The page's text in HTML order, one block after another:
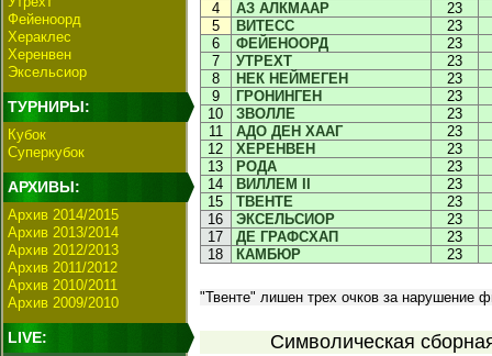
Фейеноорд
Хераклес
Херенвен
Эксельсиор
ТУРНИРЫ:
Кубок
Суперкубок
АРХИВЫ:
Архив 2014/2015
Архив 2013/2014
Архив 2012/2013
Архив 2011/2012
Архив 2010/2011
Архив 2009/2010
LIVE:
4
АЗ АЛКМААР
23
5
ВИТЕСС
23
6
ФЕЙЕНООРД
23
7
УТРЕХТ
23
8
НЕК НЕЙМЕГЕН
23
9
ГРОНИНГЕН
23
10
ЗВОЛЛЕ
23
11
АДО ДЕН ХААГ
23
12
ХЕРЕНВЕН
23
13
РОДА
23
14
ВИЛЛЕМ II
23
15
ТВЕНТЕ
23
16
ЭКСЕЛЬСИОР
23
17
ДЕ ГРАФСХАП
23
18
КАМБЮР 23
"Твенте" лишен трех очков за нарушение
Символическая